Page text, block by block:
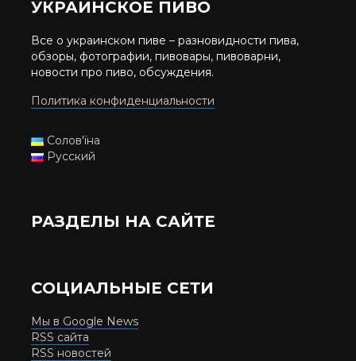
УКРАИНСКОЕ ПИВО
Все о украинском пиве – разновидности пива,
обзоры, фотографии, пивовары, пивоварни,
новости про пиво, обсуждения.
Политика конфиденциальности
Солов'їна
Русский
РАЗДЕЛЫ НА САЙТЕ
СОЦИАЛЬНЫЕ СЕТИ
Мы в Google News
RSS сайта
RSS новостей